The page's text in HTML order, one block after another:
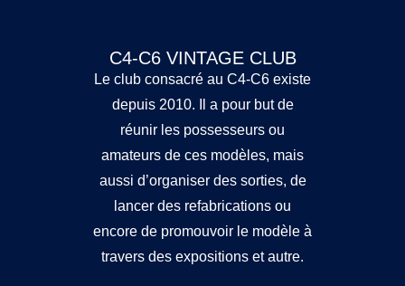
C4-C6 VINTAGE CLUB
Le club consacré au C4-C6 existe
depuis 2010. Il a pour but de
réunir les possesseurs ou
amateurs de ces modèles, mais
aussi d’organiser des sorties, de
lancer des refabrications ou
encore de promouvoir le modèle à
travers des expositions et autre.